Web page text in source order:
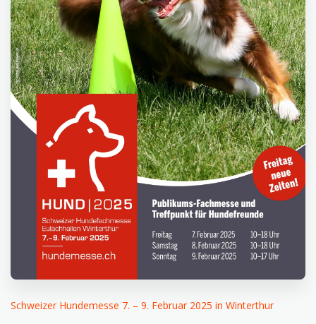
Schweizer Hundemesse 7. – 9. Februar 2025 in Winterthur